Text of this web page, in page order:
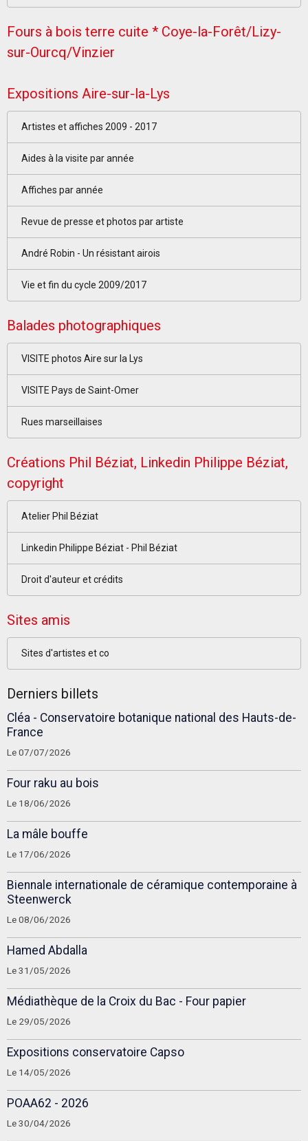
Fours à bois terre cuite * Coye-la-Forêt/Lizy-
sur-Ourcq/Vinzier
Expositions Aire-sur-la-Lys
Artistes et affiches 2009 - 2017
Aides à la visite par année
Affiches par année
Revue de presse et photos par artiste
André Robin - Un résistant airois
Vie et fin du cycle 2009/2017
Balades photographiques
VISITE photos Aire sur la Lys
VISITE Pays de Saint-Omer
Rues marseillaises
Créations Phil Béziat, Linkedin Philippe Béziat,
copyright
Atelier Phil Béziat
Linkedin Philippe Béziat - Phil Béziat
Droit d'auteur et crédits
Sites amis
Sites d'artistes et co
Derniers billets
Cléa - Conservatoire botanique national des Hauts-de-
France
Le 07/07/2026
Four raku au bois
Le 18/06/2026
La mâle bouffe
Le 17/06/2026
Biennale internationale de céramique contemporaine à
Steenwerck
Le 08/06/2026
Hamed Abdalla
Le 31/05/2026
Médiathèque de la Croix du Bac - Four papier
Le 29/05/2026
Expositions conservatoire Capso
Le 14/05/2026
POAA62 - 2026
Le 30/04/2026